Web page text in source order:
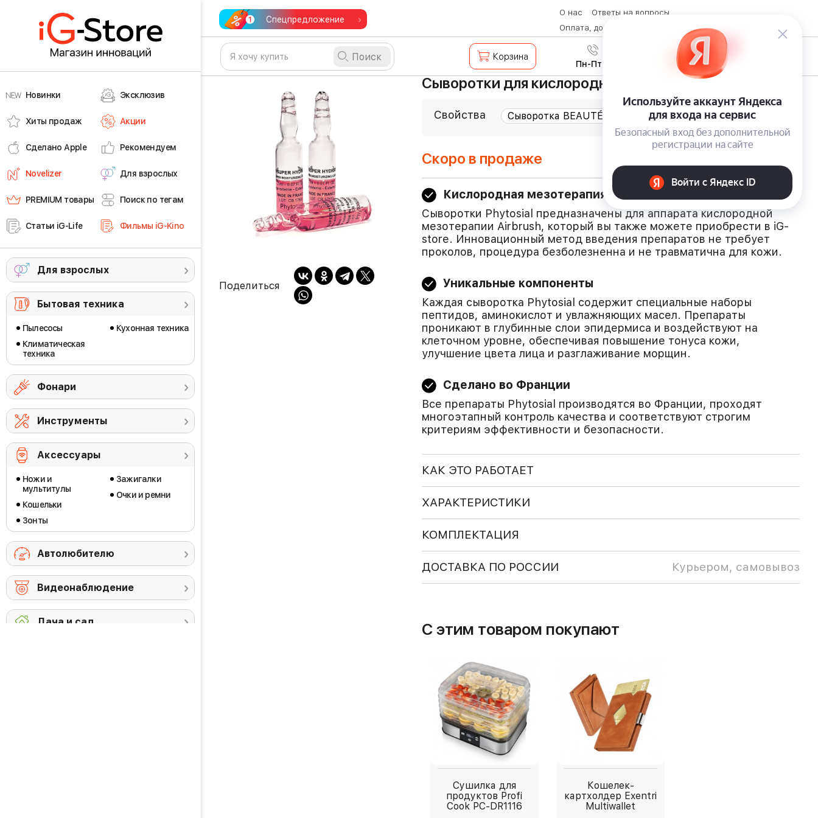
Новинки Эксклюзив
Хиты продаж Акции
Сделано Apple Рекомендуем
Novelizer Для взрослых
PREMIUM товары Поиск по тегам
Статьи iG-Life Фильмы iG-Kino
Для взрослых
Бытовая техника
Пылесосы
Климатическая
техника
Кухонная техника
Фонари
Инструменты
Аксессуары
Ножи и
мультитулы
Кошельки
Зонты
Зажигалки
Очки и ремни
Автолюбителю
Видеонаблюдение
Дача и сад
Спецпредложение
О нас
Ответы на вопросы
Оплата, доставка и возврат товара
Контакты
Поиск Корзина 8 (800) 600-28-07
Пн-Пт с 9:00 до 19:00
Поделиться
Сыворотки для кислородной мезотерапии Phytosial
Свойства
Скоро в продаже
Кислородная мезотерапия
Сыворотки Phytosial предназначены для аппарата кислородной
мезотерапии Airbrush, который вы также можете приобрести в iG-
store. Инновационный метод введения препаратов не требует
проколов, процедура безболезненна и не травматична для кожи.
Уникальные компоненты
Каждая сыворотка Phytosial содержит специальные наборы
пептидов, аминокислот и увлажняющих масел. Препараты
проникают в глубинные слои эпидермиса и воздействуют на
клеточном уровне, обеспечивая повышение тонуса кожи,
улучшение цвета лица и разглаживание морщин.
Сделано во Франции
Все препараты Phytosial производятся во Франции, проходят
многоэтапный контроль качества и соответствуют строгим
критериям эффективности и безопасности.
КАК ЭТО РАБОТАЕТ
ХАРАКТЕРИСТИКИ
КОМПЛЕКТАЦИЯ
ДОСТАВКА ПО РОССИИ Курьером, самовывоз
С этим товаром покупают
Сушилка для
продуктов Profi
Cook PC-DR1116
Кошелек-
картхолдер Exentri
Multiwallet